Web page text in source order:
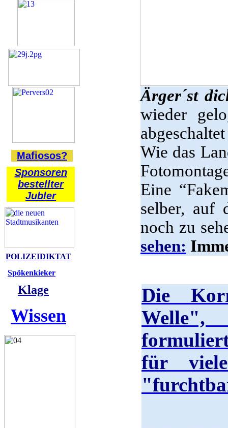
Mafiosos?
Sponsoren
bestellter
Jubler
POLIZEIDIKTAT
Spökenkieker
Klage
Wissen
Ärger´st
wieder
Wie das
Eine
selber, auf
noch zu
sehen:
Die
Welle",
für